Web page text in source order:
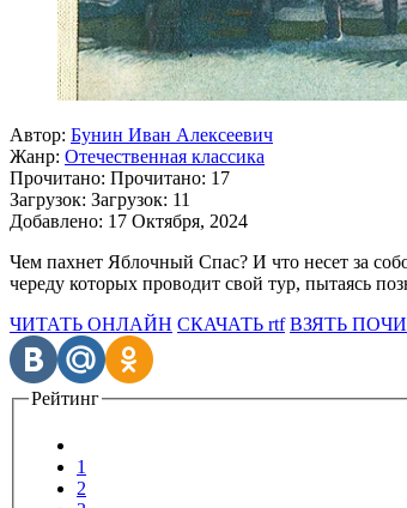
Автор: Бунин Иван Алексеевич
Жанр: Отечественная классика
Прочитано: Прочитано: 17
Загрузок: Загрузок: 11
Добавлено: 17 Октября, 2024
Чем пахнет Яблочный Спас? И что несет за
череду которых проводит свой тур, пытаясь
ЧИТАТЬ ОНЛАЙН СКАЧАТЬ rtf ВЗЯТЬ
Рейтинг
1
2